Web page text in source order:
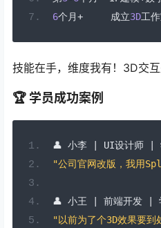
6个月+ 成立3D工
技能在手，维度我有！3D交互
🏆 学员成功案例
👤 小李 | UI设计师 |
"公司官网改版，我用
👤 小王 | 前端开发 |
"以前为了个3D效果要